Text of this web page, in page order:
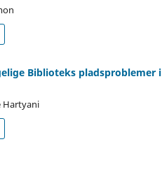
Biblioteks pladsproblemer
Hartyani